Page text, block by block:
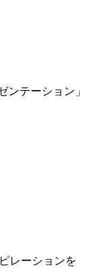
ンテーション」
レーションを